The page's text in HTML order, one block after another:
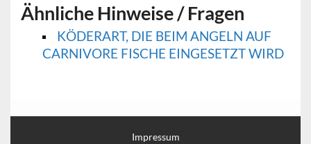
Ähnliche Hinweise / Fragen
KÖDERART, DIE BEIM ANGELN AUF
CARNIVORE FISCHE EINGESETZT WIRD
Impressum